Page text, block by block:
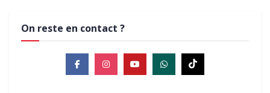
On reste en contact ?